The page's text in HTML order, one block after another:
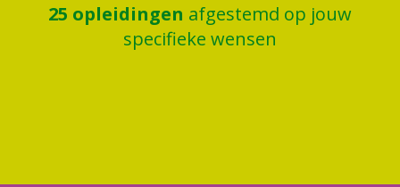
26 opleidingen afgestemd op jouw
specifieke wensen